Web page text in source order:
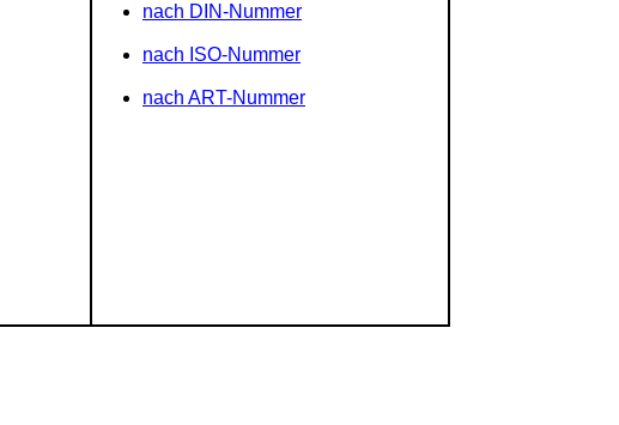
nach DIN-Nummer
nach ISO-Nummer
nach ART-Nummer